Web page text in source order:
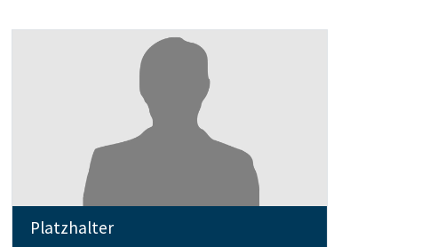
Platzhalter